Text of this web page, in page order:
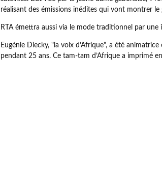
réalisant des émissions inédites qui vont montrer le
RTA émettra aussi via le mode traditionnel par
Eugénie Diecky, "la voix d’Afrique", a été
pendant 25 ans. Ce tam-tam d’Afrique a imprimé